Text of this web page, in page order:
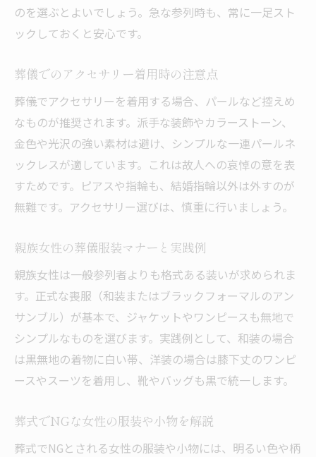
のを選ぶとよいでしょう。急な参列時も、常に一足スト
ックしておくと安心です。
葬儀でのアクセサリー着用時の注意点
葬儀でアクセサリーを着用する場合、パールなど控えめ
なものが推奨されます。派手な装飾やカラーストーン、
金色や光沢の強い素材は避け、シンプルな一連パールネ
ックレスが適しています。これは故人への哀悼の意を表
すためです。ピアスや指輪も、結婚指輪以外は外すのが
無難です。アクセサリー選びは、慎重に行いましょう。
親族女性の葬儀服装マナーと実践例
親族女性は一般参列者よりも格式ある装いが求められま
す。正式な喪服（和装またはブラックフォーマルのアン
サンブル）が基本で、ジャケットやワンピースも無地で
シンプルなものを選びます。実践例として、和装の場合
は黒無地の着物に白い帯、洋装の場合は膝下丈のワンピ
ースやスーツを着用し、靴やバッグも黒で統一します。
葬式でNGな女性の服装や小物を解説
葬式でNGとされる女性の服装や小物には、明るい色や柄